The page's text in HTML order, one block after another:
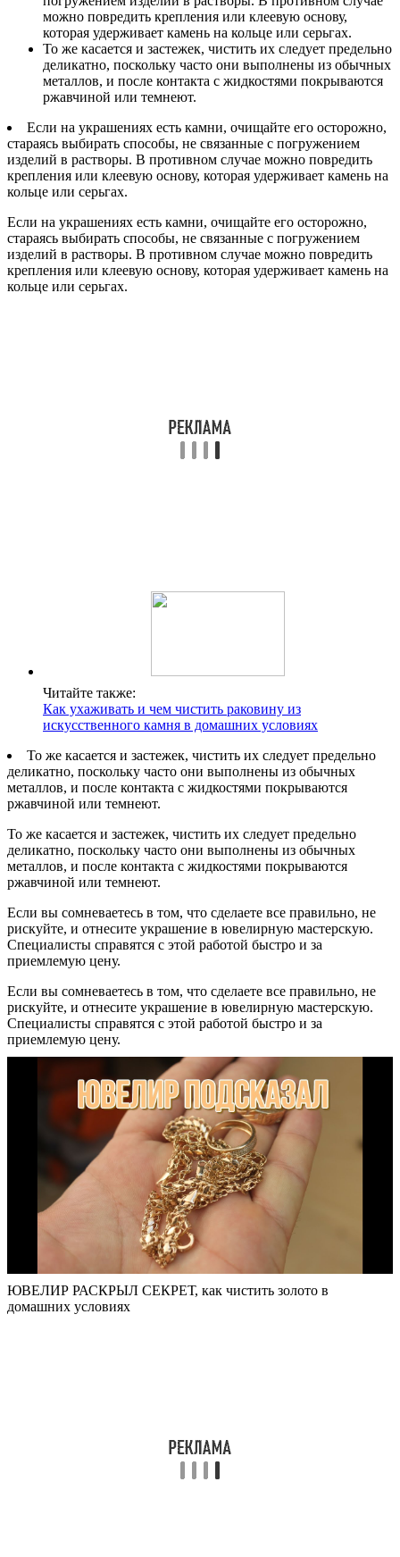
можно повредить крепления или клеевую основу,
которая удерживает камень на кольце или серьгах.
То же касается и застежек, чистить их следует предельно
деликатно, поскольку часто они выполнены из обычных
металлов, и после контакта с жидкостями покрываются
ржавчиной или темнеют.
Если на украшениях есть камни, очищайте его осторожно,
стараясь выбирать способы, не связанные с погружением
изделий в растворы. В противном случае можно повредить
крепления или клеевую основу, которая удерживает камень на
кольце или серьгах.
Если на украшениях есть камни, очищайте его осторожно,
стараясь выбирать способы, не связанные с погружением
изделий в растворы. В противном случае можно повредить
крепления или клеевую основу, которая удерживает камень на
кольце или серьгах.
Читайте также:
Как ухаживать и чем чистить раковину из
искусственного камня в домашних условиях
То же касается и застежек, чистить их следует предельно
деликатно, поскольку часто они выполнены из обычных
металлов, и после контакта с жидкостями покрываются
ржавчиной или темнеют.
То же касается и застежек, чистить их следует предельно
деликатно, поскольку часто они выполнены из обычных
металлов, и после контакта с жидкостями покрываются
ржавчиной или темнеют.
Если вы сомневаетесь в том, что сделаете все правильно, не
рискуйте, и отнесите украшение в ювелирную мастерскую.
Специалисты справятся с этой работой быстро и за
приемлемую цену.
Если вы сомневаетесь в том, что сделаете все правильно, не
рискуйте, и отнесите украшение в ювелирную мастерскую.
Специалисты справятся с этой работой быстро и за
приемлемую цену.
ЮВЕЛИР РАСКРЫЛ СЕКРЕТ, как чистить золото в
домашних условиях